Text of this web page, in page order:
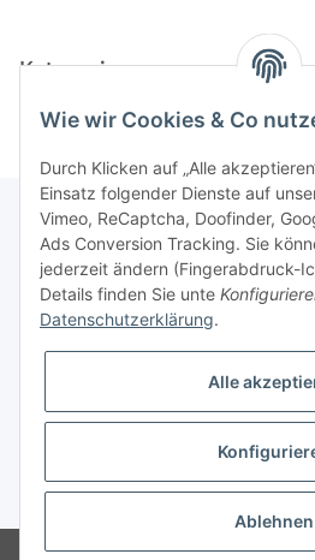
Kategorien
Informationen
Gesetzliche Informationen
* Alle Preise inkl. gesetzlicher USt., zzgl.Versand
Wie wir Cookies & Co
Durch Klicken auf „Alle
Einsatz folgender Dienste auf
Vimeo, ReCaptcha, Doofinder,
Ads Conversion Tracking. Sie
jederzeit ändern (Fingerabdruck-
Details finden Sie unte
Datenschutzerklärung.
Alle
Ablehnen